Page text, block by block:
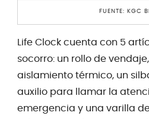
FUENTE: KGC
Life Clock cuenta con 5
socorro: un rollo de
aislamiento térmico, un
auxilio para llamar la
emergencia y una varilla